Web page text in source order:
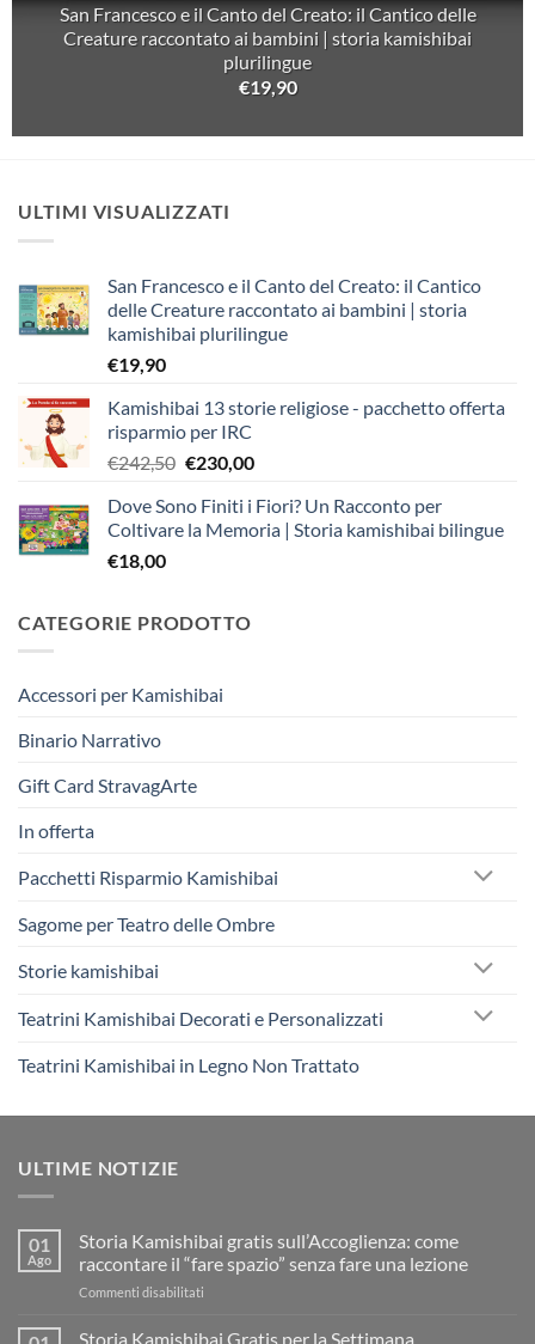
San Francesco e il Canto del Creato: il Cantico delle
Creature raccontato ai bambini | storia kamishibai
plurilingue
€19,90
ULTIMI VISUALIZZATI
San Francesco e il Canto del Creato: il Cantico
delle Creature raccontato ai bambini | storia
kamishibai plurilingue
€19,90
Kamishibai 13 storie religiose - pacchetto offerta
risparmio per IRC
€242,50 Il
originale
era:
€230,00Il
attuale
è:
Dove Sono Finiti i Fiori? Un Racconto per
Coltivare la Memoria | Storia kamishibai bilingue
€18,00
CATEGORIE PRODOTTO
Accessori per Kamishibai
Binario Narrativo
Gift Card StravagArte
In offerta
Pacchetti Risparmio Kamishibai
Sagome per Teatro delle Ombre
Storie kamishibai
Teatrini Kamishibai Decorati e Personalizzati
Teatrini Kamishibai in Legno Non Trattato
ULTIME NOTIZIE
01
Ago
Storia Kamishibai gratis sull’Accoglienza: come
raccontare il “fare spazio” senza fare una lezione
Commenti disabilitati
Kamishibai
Storia Kamishibai Gratis per la Settimana